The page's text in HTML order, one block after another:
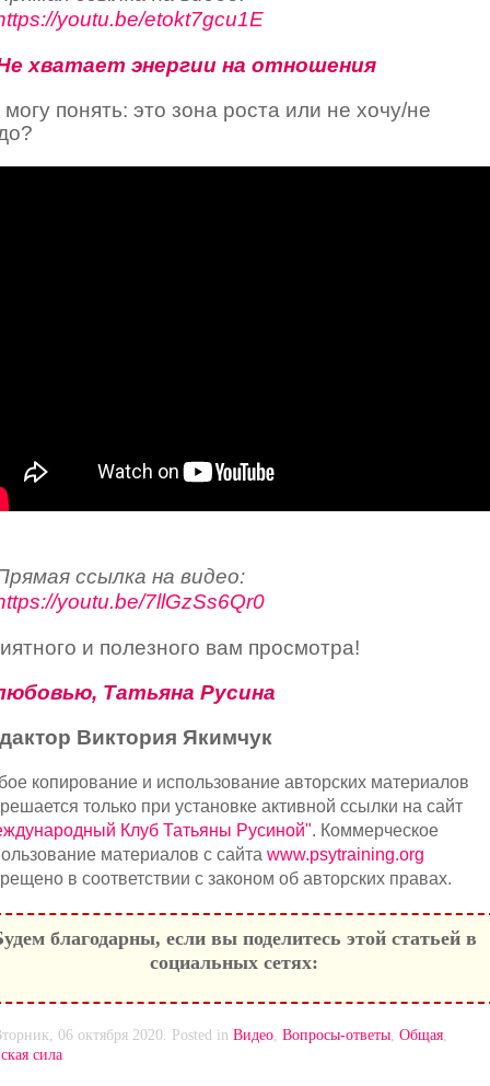
youtu.be/etokt7gcu1E
хватает энергии на отношения
понять: это зона роста или не хочу/не
ссылка на видео:
youtu.be/7llGzSs6Qr0
и полезного вам просмотра!
Татьяна Русина
Виктория Якимчук
копирование и использование авторских материалов
только при установке активной ссылки на сайт
Клуб Татьяны Русиной". Коммерческое
материалов с сайта www.psytraining.org
в соответствии с законом об авторских правах.
благодарны, если вы поделитесь этой статьей в
социальных сетях:
06 октября 2020. Posted in Видео, Вопросы-ответы, Общая,
сила